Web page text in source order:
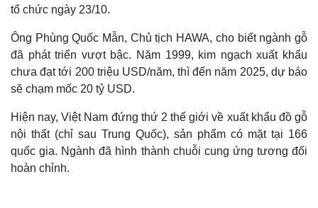
n
g
i
e
tổ chức ngày 23/10.
Ông Phùng Quốc Mẫn, Chủ tịch HAWA, cho biết ngành gỗ
đã phát triển vượt bậc. Năm 1999, kim ngạch xuất khẩu
chưa đạt tới 200 triệu USD/năm, thì đến năm 2025, dự báo
sẽ chạm mốc 20 tỷ USD.
Hiện nay, Việt Nam đứng thứ 2 thế giới về xuất khẩu đồ gỗ
nội thất (chỉ sau Trung Quốc), sản phẩm có mặt tại 166
quốc gia. Ngành đã hình thành chuỗi cung ứng tương đối
hoàn chỉnh.